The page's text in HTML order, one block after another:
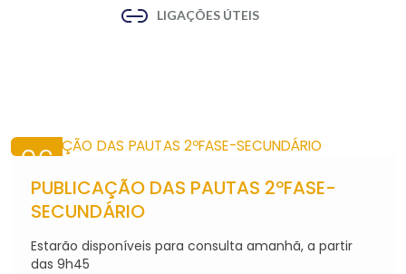
LIGAÇÕES ÚTEIS
06
AGO
2026
PUBLICAÇÃO DAS PAUTAS 2ºFASE-
SECUNDÁRIO
Estarão disponíveis para consulta amanhã, a partir
das 9h45